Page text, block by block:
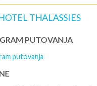
THALASSIES
PUTOVANJA
putovanja